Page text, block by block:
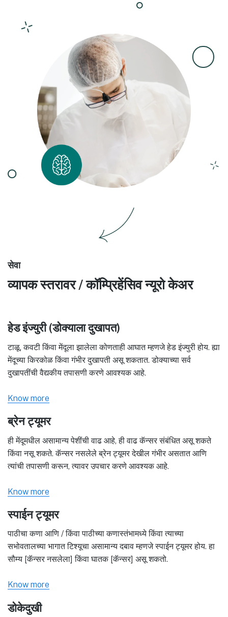
सेवा
व्यापक स्तरावर / कॉम्प्रिहेंसिव न्यूरो केअर
हेड इंज्युरी (डोक्याला दुखापत)
टाळू, कवटी किंवा मेंदूला झालेला कोणताही आघात म्हणजे हेड इंज्युरी होय. ह्या
मेंदूच्या किरकोळ किंवा गंभीर दुखापती असू शकतात. डोक्याच्या सर्व
दुखापतींची वैद्यकीय तपासणी करणे आवश्यक आहे.
Know more
ब्रेन ट्यूमर
ही मेंदूमधील असामान्य पेशींची वाढ आहे, ही वाढ कॅन्सर संबंधित असू शकते
किंवा नसू शकते. कॅन्सर नसलेले ब्रेन ट्यूमर देखील गंभीर असतात आणि
त्यांची तपासणी करून, त्यावर उपचार करणे आवश्यक आहे.
Know more
स्पाईन ट्यूमर
पाठीचा कणा आणि / किंवा पाठीच्या कणास्तंभामध्ये किंवा त्याच्या
सभोवतालच्या भागात टिश्यूचा असामान्य दबाव म्हणजे स्पाईन ट्यूमर होय. हा
सौम्य [कॅन्सर नसलेला] किंवा घातक [कॅन्सर] असू शकतो.
Know more
डोकेदुखी